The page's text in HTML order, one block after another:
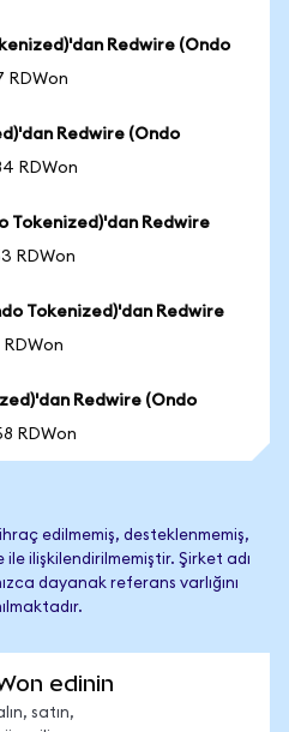
Redwire (Ondo
RDWon
Redwire (Ondo
RDWon
Tokenized)'dan Redwire
RDWon
Tokenized)'dan Redwire
RDWon
Redwire (Ondo
RDWon
edilmemiş, desteklenmemiş,
ilişkilendirilmemiştir. Şirket adı
dayanak referans varlığını
edinin
satın,